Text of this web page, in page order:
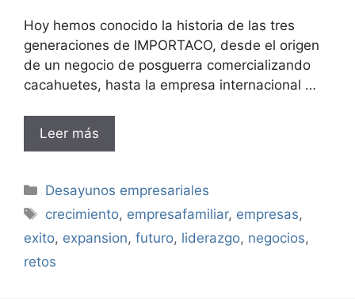
Hoy hemos conocido la historia de las tres
generaciones de IMPORTACO, desde el origen
de un negocio de posguerra comercializando
cacahuetes, hasta la empresa internacional …
Leer más
Categorías
Desayunos empresariales
Etiquetas
crecimiento, empresafamiliar, empresas,
exito, expansion, futuro, liderazgo, negocios,
retos